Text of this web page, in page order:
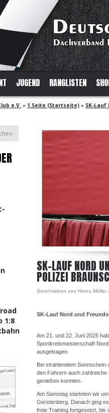
JUGEND RANGLISTEN
e.V. » 1.Seite (Startseite) » SK-
SK-LAUF NORD
POLIZEI
Geschrieben von Heino
SK-Lauf Nord und
Am 21. und 22. Juni 2025
Sportkreismeisterschaft
ausgetragen.
Bei strahlendem
den Fahrern auch zahlreiche
genießen konnten.
Am Samstag starteten wir
Gerstenberg. Danach ging
freie Training fortgesetzt, bis
1:8